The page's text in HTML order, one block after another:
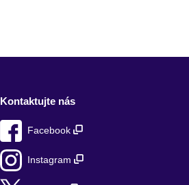
Kontaktujte nás
Facebook
Instagram